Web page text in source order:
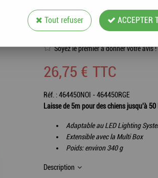
FLEXI - CLASSIC
(L) (NOIR-ROUGE)
Soyez le premier à donner votre avis !
26,75 € TTC
Réf. :464450NOI - 464450RGE
Laisse de 5m pour des chiens jusqu’à 50
Adaptable au LED Lighting
Extensible avec la Multi Box
Poids: environ 340 g
Description
Tout refuser ACCEPTER